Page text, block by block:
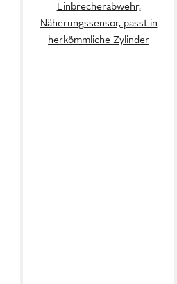
Einbrecherabwehr,
Näherungssensor, passt in
herkömmliche Zylinder